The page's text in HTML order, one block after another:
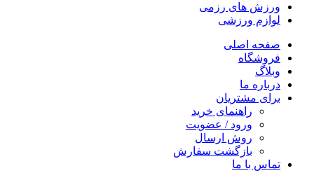
ورزش های رزمی
لوازم ورزشی
صفحه اصلی
فروشگاه
وبلاگ
درباره ما
برای مشتریان
راهنمای خرید
ورود / عضویت
روش ارسال
بازگشت سفارش
تماس با ما